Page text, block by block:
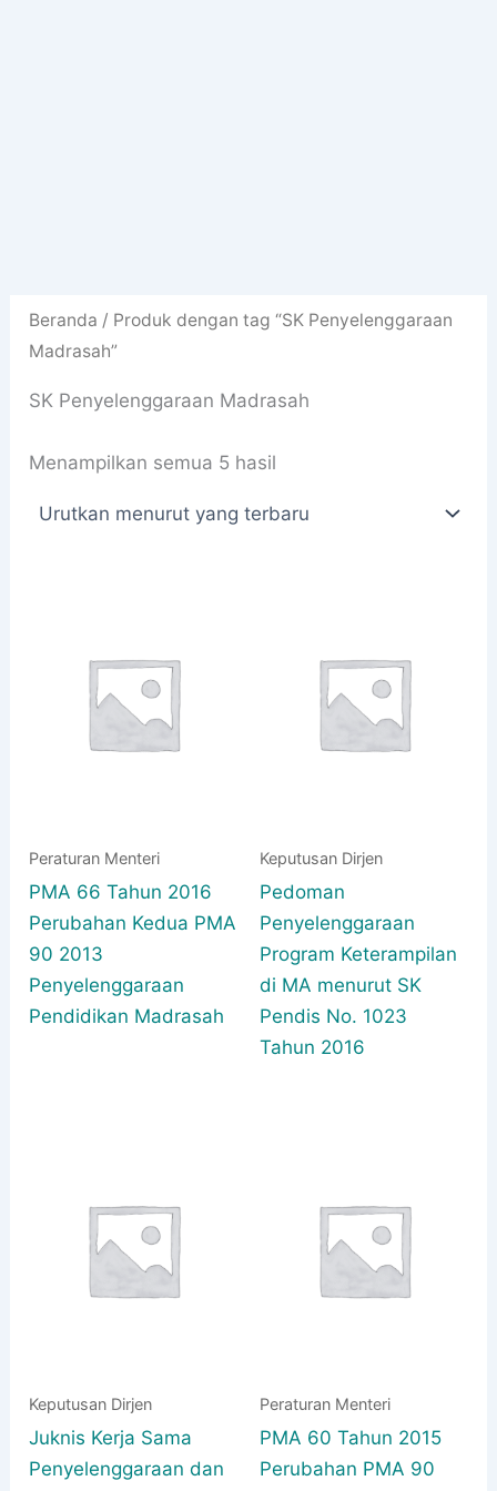
Beranda / Produk dengan tag “SK Penyelenggaraan
Madrasah”
SK Penyelenggaraan Madrasah
Menampilkan semua 5 hasil
terbaru
Peraturan Menteri
PMA 66 Tahun 2016
Perubahan Kedua PMA
90 2013
Penyelenggaraan
Pendidikan Madrasah
Keputusan Dirjen
Pedoman
Penyelenggaraan
Program Keterampilan
di MA menurut SK
Pendis No. 1023
Tahun 2016
Keputusan Dirjen
Juknis Kerja Sama
Penyelenggaraan dan
Peraturan Menteri
PMA 60 Tahun 2015
Perubahan PMA 90